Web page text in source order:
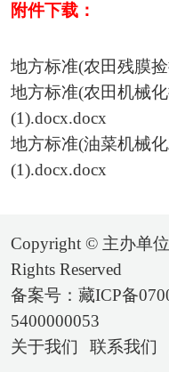
附件下载：
地方标准(农田残膜
地方标准(农田机械
(1).docx.docx
地方标准(油菜机械
(1).docx.docx
Copyright © 主办单
Rights Reserved
备案号：藏ICP备
5400000053
关于我们
联系我们